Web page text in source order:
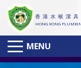
香 港 水 喉 潔 具
HONG KONG
MENU